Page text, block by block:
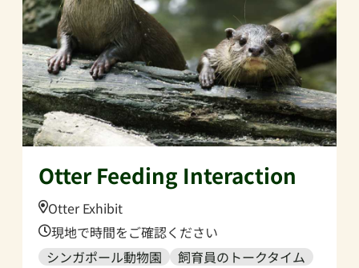
Otter Feeding Interaction
Location:
Otter Exhibit
Time:
現地で時間をご確認ください
シンガポール動物園
飼育員のトークタイム